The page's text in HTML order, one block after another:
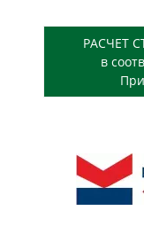
РАСЧЕТ
в